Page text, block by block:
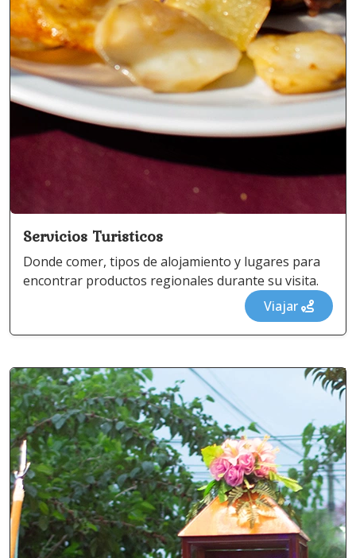
Servicios Turisticos
Donde comer, tipos de alojamiento y lugares para
encontrar productos regionales durante su visita.
Viajar